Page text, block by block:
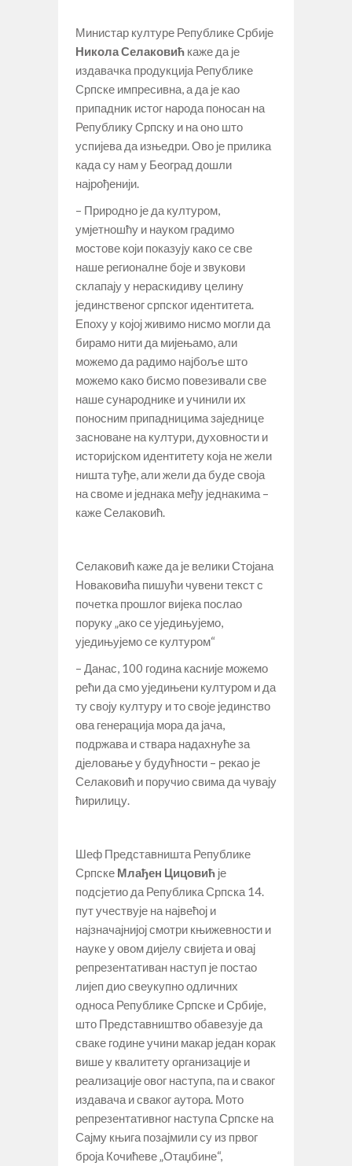
Министар културе Републике Србије
Никола Селаковић каже да је
издавачка продукција Републике
Српске импресивна, а да је као
припадник истог народа поносан на
Републику Српску и на оно што
успијева да изњедри. Ово је прилика
када су нам у Београд дошли
најрођенији.
– Природно је да културом,
умјетношћу и науком градимо
мостове који показују како се све
наше регионалне боје и звукови
склапају у нераскидиву целину
јединственог српског идентитета.
Епоху у којој живимо нисмо могли да
бирамо нити да мијењамо, али
можемо да радимо најбоље што
можемо како бисмо повезивали све
наше сународнике и учинили их
поносним припадницима заједнице
засноване на култури, духовности и
историјском идентитету која не жели
ништа туђе, али жели да буде своја
на своме и једнака међу једнакима –
каже Селаковић.
Селаковић каже да је велики Стојана
Новаковића пишући чувени текст с
почетка прошлог вијека послао
поруку „ако се уједињујемо,
уједињујемо се културом“
– Данас, 100 година касније можемо
рећи да смо уједињени културом и да
ту своју културу и то своје јединство
ова генерација мора да јача,
подржава и ствара надахнуће за
дјеловање у будућности – рекао је
Селаковић и поручио свима да чувају
ћирилицу.
Шеф Представништа Републике
Српске Млађен Цицовић је
подсјетио да Република Српска 14.
пут учествује на највећој и
најзначајнијој смотри књижевности и
науке у овом дијелу свијета и овај
репрезентативан наступ је постао
лијеп дио свеукупно одличних
односа Републике Српске и Србије,
што Представништво обавезује да
сваке године учини макар један корак
више у квалитету организације и
реализације овог наступа, па и сваког
издавача и сваког аутора. Мото
репрезентативног наступа Српске на
Сајму књига позајмили су из првог
броја Кочићеве „Отаџбине“,